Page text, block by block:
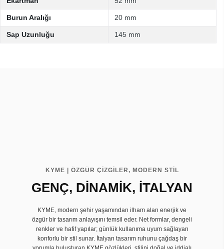
Burun Aralığı 20 mm
Sap Uzunluğu 145 mm
KYME | ÖZGÜR ÇİZGİLER, MODERN STİL
GENÇ, DİNAMİK, İTALYAN
KYME, modern şehir yaşamından ilham alan enerjik ve
özgür bir tasarım anlayışını temsil eder. Net formlar, dengeli
renkler ve hafif yapılar; günlük kullanıma uyum sağlayan
konforlu bir stil sunar. İtalyan tasarım ruhunu çağdaş bir